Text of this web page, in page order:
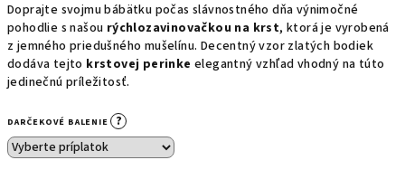
Doprajte svojmu bábätku počas slávnostného dňa výnimočné
pohodlie s našou rýchlozavinovačkou na krst, ktorá je vyrobená
z jemného priedušného mušelínu. Decentný vzor zlatých bodiek
dodáva tejto krstovej perinke elegantný vzhľad vhodný na túto
jedinečnú príležitosť.
DARČEKOVÉ BALENIE ?